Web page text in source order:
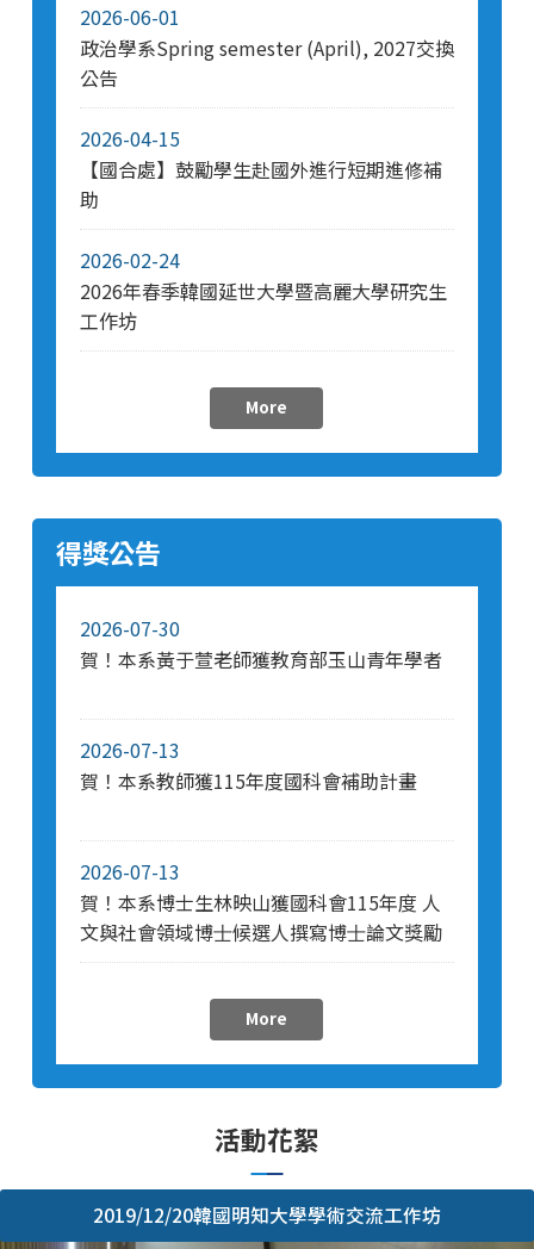
2026-06-01
政治學系Spring semester (April), 2027交換
公告
2026-04-15
【國合處】鼓勵學生赴國外進行短期進修補
助
2026-02-24
2026年春季韓國延世大學暨高麗大學研究生
工作坊
More
得獎公告
2026-07-30
賀！本系黃于萱老師獲教育部玉山青年學者
2026-07-13
賀！本系教師獲115年度國科會補助計畫
2026-07-13
賀！本系博士生林映山獲國科會115年度 ⼈
⽂與社會領域博⼠候選⼈撰寫博⼠論⽂獎勵
More
活動花絮
2019/12/20韓國明知大學學術交流工作坊